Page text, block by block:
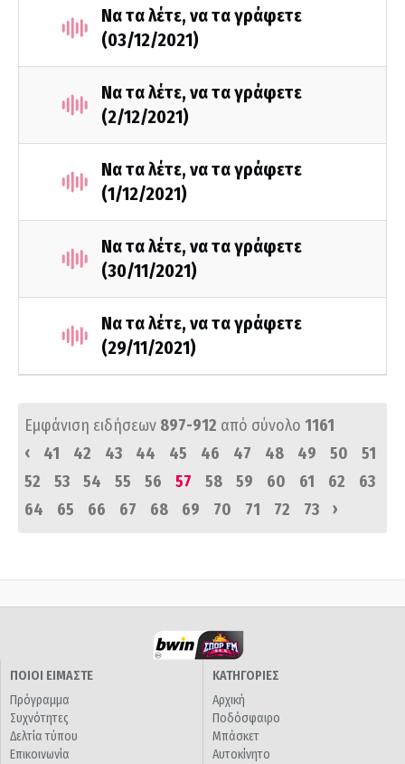
Να τα λέτε, να τα γράφετε
(03/12/2021)
Να τα λέτε, να τα γράφετε
(2/12/2021)
Να τα λέτε, να τα γράφετε
(1/12/2021)
Να τα λέτε, να τα γράφετε
(30/11/2021)
Να τα λέτε, να τα γράφετε
(29/11/2021)
Εμφάνιση ειδήσεων 897-912 από σύνολο 1161
‹
41 42 43 44 45 46 47 48 49 50
51
52
53 54 55 56 57 58 59 60 61 62
63
64
65 66 67 68 69 70 71 72 73 ›
ΠΟΙΟΙ ΕΙΜΑΣΤΕ
Πρόγραμμα
Συχνότητες
Δελτία τύπου
Επικοινωνία
ΚΑΤΗΓΟΡΙΕΣ
Αρχική
Ποδόσφαιρο
Μπάσκετ
Αυτοκίνητο